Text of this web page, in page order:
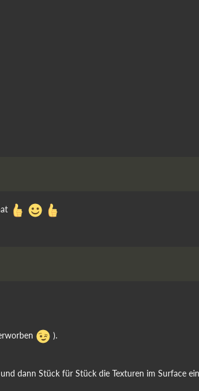
).
dann Stück für Stück die Texturen im Surface